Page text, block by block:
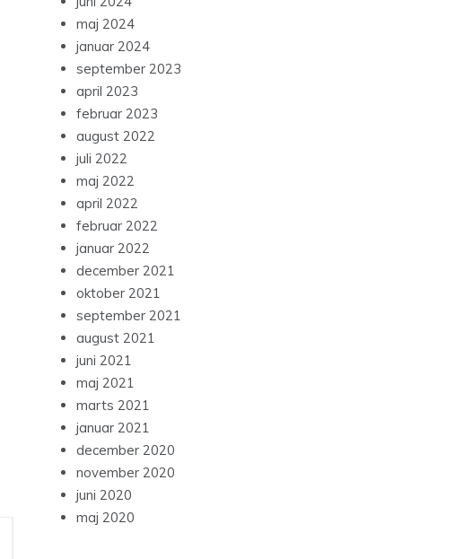
maj 2024
januar 2024
september 2023
april 2023
februar 2023
august 2022
juli 2022
maj 2022
april 2022
februar 2022
januar 2022
december 2021
oktober 2021
september 2021
august 2021
juni 2021
maj 2021
marts 2021
januar 2021
december 2020
november 2020
juni 2020
maj 2020